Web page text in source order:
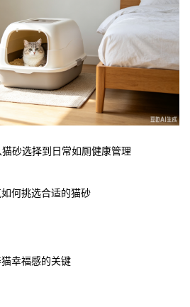
砂选择到日常如厕健康管理
何挑选合适的猫砂
幸福感的关键